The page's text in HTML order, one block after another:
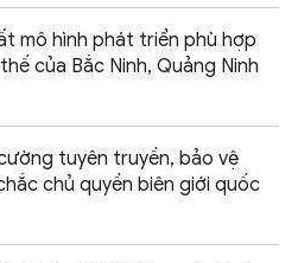
mô hình phát triển phù hợp
của Bắc Ninh, Quảng Ninh
tuyên truyền, bảo vệ
chủ quyền biên giới quốc